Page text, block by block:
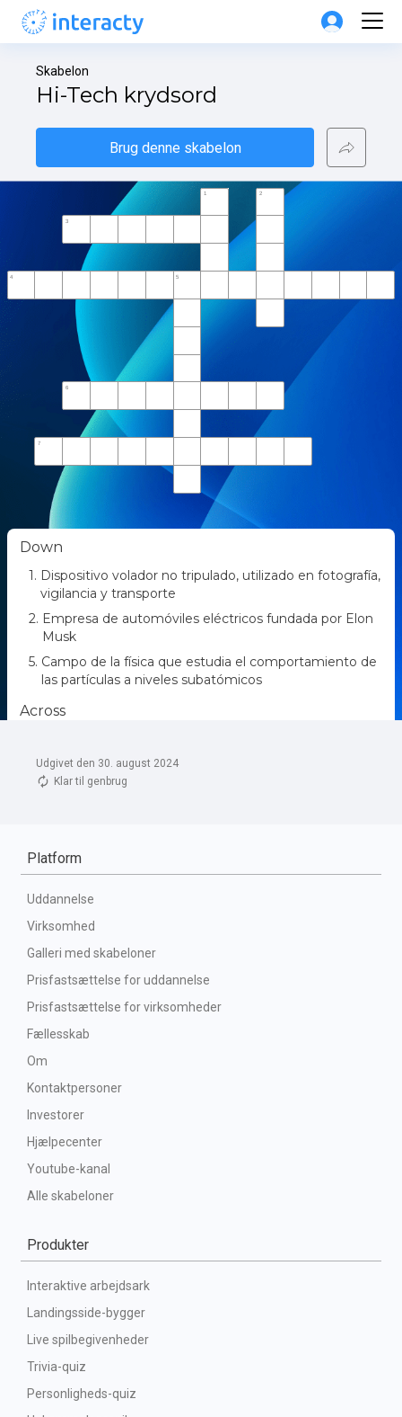
Udgivet den 30. august 2024
Klar til genbrug
Skabelon
Hi-Tech krydsord
Brug denne skabelon
Platform
Uddannelse
Virksomhed
Galleri med skabeloner
Prisfastsættelse for uddannelse
Prisfastsættelse for virksomheder
Fællesskab
Om
Kontaktpersoner
Investorer
Hjælpecenter
Youtube-kanal
Alle skabeloner
Produkter
Interaktive arbejdsark
Landingsside-bygger
Live spilbegivenheder
Trivia-quiz
Personligheds-quiz